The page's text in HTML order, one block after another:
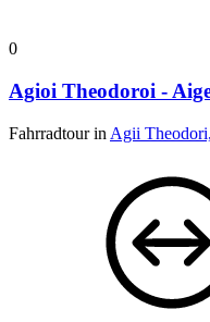
0
Agioi Theodoroi -
Fahrradtour in Agii